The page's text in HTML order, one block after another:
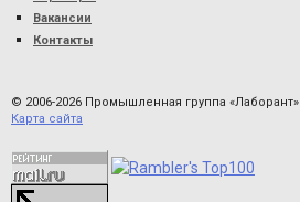
Вакансии
Контакты
© 2006-2026 Промышленная группа «Лаборант»
Карта сайта